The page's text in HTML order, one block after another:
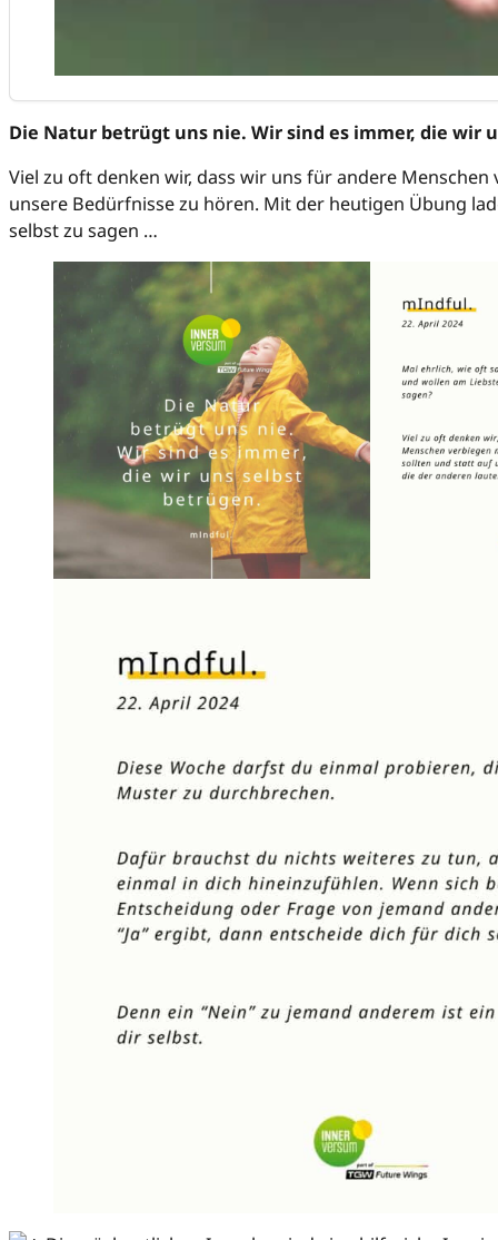
Die Natur betrügt uns nie. Wir sind es immer, die wir
Viel zu oft denken wir, dass wir uns für andere
unsere Bedürfnisse zu hören. Mit der heutigen Übung
selbst zu sagen …